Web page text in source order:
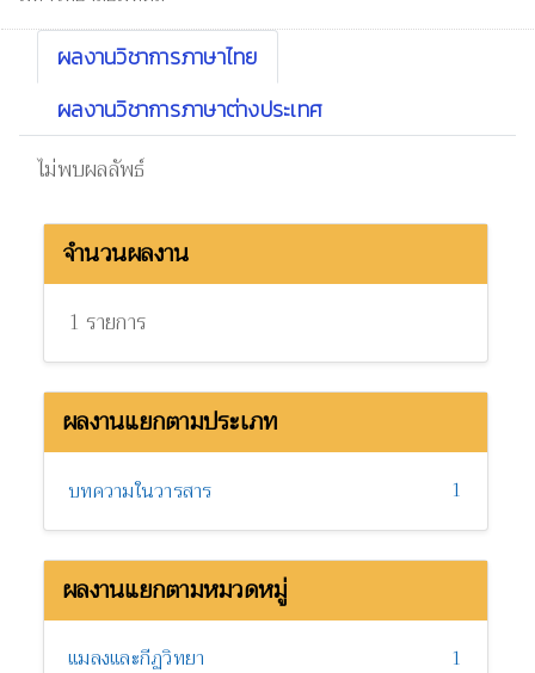
ผลงานวิชาการภาษาไทย
ผลงานวิชาการภาษาต่างประเทศ
ไม่พบผลลัพธ์
จำนวนผลงาน
1 รายการ
ผลงานแยกตามประเภท
บทความในวารสาร 1
ผลงานแยกตามหมวดหมู่
แมลงและกีฏวิทยา 1